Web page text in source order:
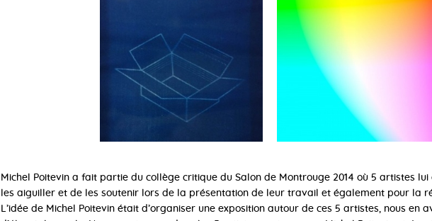
Michel Poitevin a fait partie du collège critique du Salon de Montrouge 2014 où 5 artistes
les aiguiller et de les soutenir lors de la présentation de leur travail et également pour la
L’idée de Michel Poitevin était d’organiser une exposition autour de ces 5 artistes, nous en